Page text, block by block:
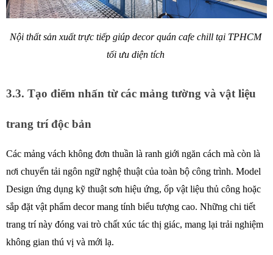
Nội thất sản xuất trực tiếp giúp decor quán cafe chill tại TPHCM
tối ưu diện tích
3.3. Tạo điểm nhấn từ các mảng tường và vật liệu
trang trí độc bản
Các mảng vách không đơn thuần là ranh giới ngăn cách mà còn là
nơi chuyển tải ngôn ngữ nghệ thuật của toàn bộ công trình. Model
Design ứng dụng kỹ thuật sơn hiệu ứng, ốp vật liệu thủ công hoặc
sắp đặt vật phẩm decor mang tính biểu tượng cao. Những chi tiết
trang trí này đóng vai trò chất xúc tác thị giác, mang lại trải nghiệm
không gian thú vị và mới lạ.